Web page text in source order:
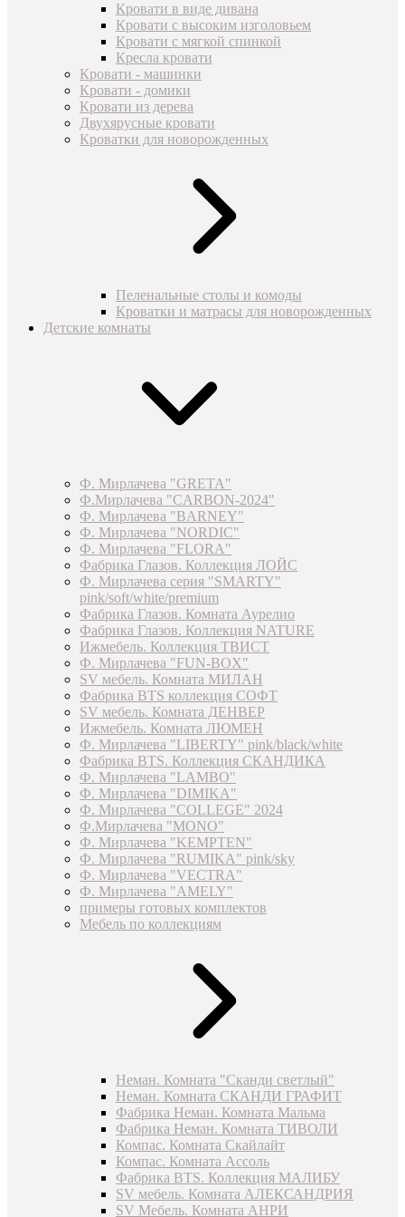
Кровати в виде дивана
Кровати с высоким изголовьем
Кровати с мягкой спинкой
Кресла кровати
Кровати - машинки
Кровати - домики
Кровати из дерева
Двухярусные кровати
Кроватки для новорожденных
Пеленальные столы и комоды
Кроватки и матрасы для новорожденных
Детские комнаты
Ф. Мирлачева "GRETA"
Ф.Мирлачева "CARBON-2024"
Ф. Мирлачева "BARNEY"
Ф. Мирлачева "NORDIC"
Ф. Мирлачева "FLORA"
Фабрика Глазов. Коллекция ЛОЙС
Ф. Мирлачева серия "SMARTY"
pink/soft/white/premium
Фабрика Глазов. Комната Аурелио
Фабрика Глазов. Коллекция NATURE
Ижмебель. Коллекция ТВИСТ
Ф. Мирлачева "FUN-BOX"
SV мебель. Комната МИЛАН
Фабрика BTS коллекция СОФТ
SV мебель. Комната ДЕНВЕР
Ижмебель. Комната ЛЮМЕН
Ф. Мирлачева "LIBERTY" pink/black/white
Фабрика BTS. Коллекция СКАНДИКА
Ф. Мирлачева "LAMBO"
Ф. Мирлачева "DIMIKA"
Ф. Мирлачева "COLLEGE" 2024
Ф.Мирлачева "MONO"
Ф. Мирлачева "KEMPTEN"
Ф. Мирлачева "RUMIKA" pink/sky
Ф. Мирлачева "VECTRA"
Ф. Мирлачева "AMELY"
примеры готовых комплектов
Мебель по коллекциям
Неман. Комната "Сканди светлый"
Неман. Комната СКАНДИ ГРАФИТ
Фабрика Неман. Комната Мальма
Фабрика Неман. Комната ТИВОЛИ
Компас. Комната Скайлайт
Компас. Комната Ассоль
Фабрика BTS. Коллекция МАЛИБУ
SV мебель. Комната АЛЕКСАНДРИЯ
SV Мебель. Комната АНРИ